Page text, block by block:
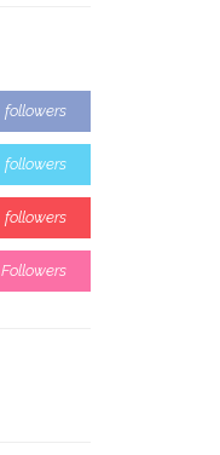
followers
followers
followers
Followers